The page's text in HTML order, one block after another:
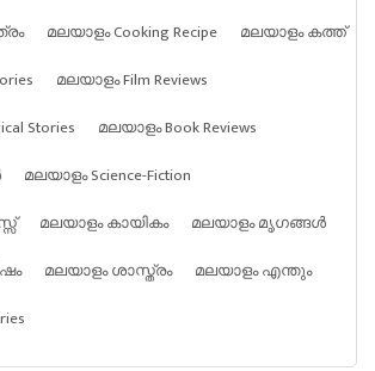
മലയാളം Cooking Recipe
മലയാളം കത്ത്
മലയാളം Film Reviews
Stories
മലയാളം Book Reviews
മലയാളം Science-Fiction
മലയാളം കായികം
മലയാളം മൃഗങ്ങൾ
മലയാളം ശാസ്ത്രം
മലയാളം എന്തും